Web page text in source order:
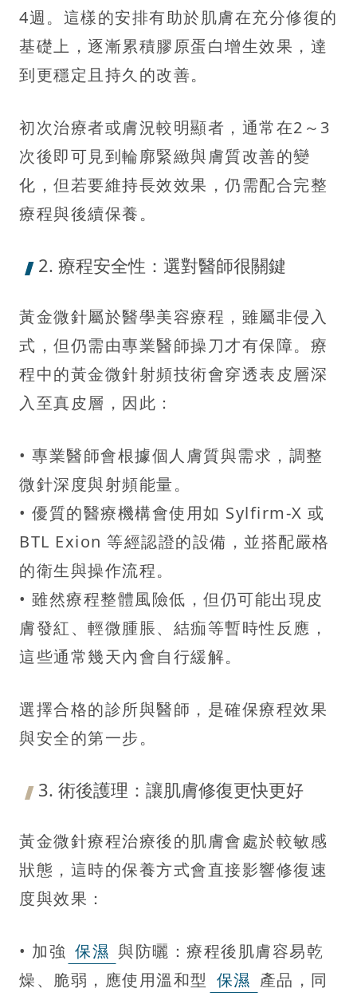
4週。這樣的安排有助於肌膚在充分修復的
基礎上，逐漸累積膠原蛋白增生效果，達
到更穩定且持久的改善。
初次治療者或膚況較明顯者，通常在2～3
次後即可見到輪廓緊緻與膚質改善的變
化，但若要維持長效效果，仍需配合完整
療程與後續保養。
2. 療程安全性：選對醫師很關鍵
黃金微針屬於醫學美容療程，雖屬非侵入
式，但仍需由專業醫師操刀才有保障。療
程中的黃金微針射頻技術會穿透表皮層深
入至真皮層，因此：
• 專業醫師會根據個人膚質與需求，調整
微針深度與射頻能量。
• 優質的醫療機構會使用如 Sylfirm-X 或
BTL Exion 等經認證的設備，並搭配嚴格
的衛生與操作流程。
• 雖然療程整體風險低，但仍可能出現皮
膚發紅、輕微腫脹、結痂等暫時性反應，
這些通常幾天內會自行緩解。
選擇合格的診所與醫師，是確保療程效果
與安全的第一步。
3. 術後護理：讓肌膚修復更快更好
黃金微針療程治療後的肌膚會處於較敏感
狀態，這時的保養方式會直接影響修復速
度與效果：
• 加強 保濕 與防曬：療程後肌膚容易乾
燥、脆弱，應使用溫和型 保濕 產品，同